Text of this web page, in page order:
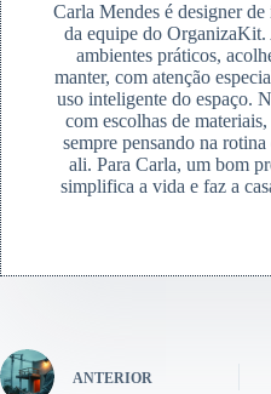
Carla Mendes é designer
da equipe do OrganizaKit.
ambientes práticos,
manter, com atenção
uso inteligente do espaço.
com escolhas de
sempre pensando na
ali. Para Carla, um bom
simplifica a vida e faz a
ANTERIOR